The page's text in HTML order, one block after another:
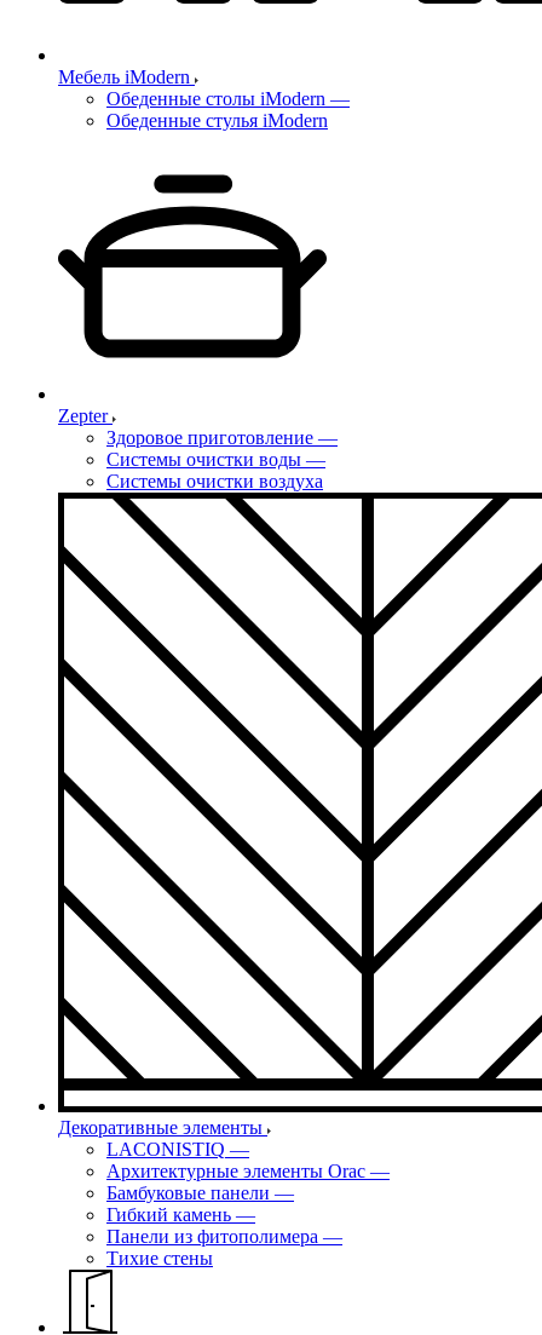
Мебель iModern
Обеденные столы iModern —
Обеденные стулья iModern
Zepter
Здоровое приготовление —
Системы очистки воды —
Системы очистки воздуха
Декоративные элементы
LACONISTIQ —
Архитектурные элементы Orac —
Бамбуковые панели —
Гибкий камень —
Панели из фитополимера —
Тихие стены